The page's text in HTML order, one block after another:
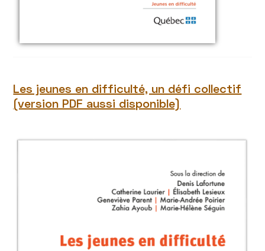
Les jeunes en difficulté, un défi collectif
(version PDF aussi disponible)